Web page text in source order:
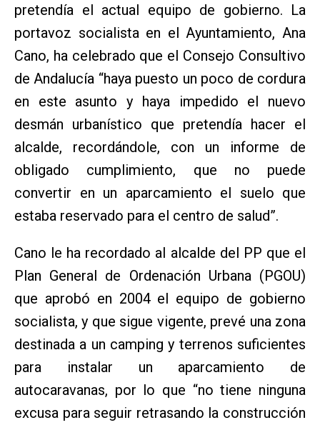
pretendía el actual equipo de gobierno. La
portavoz socialista en el Ayuntamiento, Ana
Cano, ha celebrado que el Consejo Consultivo
de Andalucía “haya puesto un poco de cordura
en este asunto y haya impedido el nuevo
desmán urbanístico que pretendía hacer el
alcalde, recordándole, con un informe de
obligado cumplimiento, que no puede
convertir en un aparcamiento el suelo que
estaba reservado para el centro de salud”.
Cano le ha recordado al alcalde del PP que el
Plan General de Ordenación Urbana (PGOU)
que aprobó en 2004 el equipo de gobierno
socialista, y que sigue vigente, prevé una zona
destinada a un camping y terrenos suficientes
para instalar un aparcamiento de
autocaravanas, por lo que “no tiene ninguna
excusa para seguir retrasando la construcción